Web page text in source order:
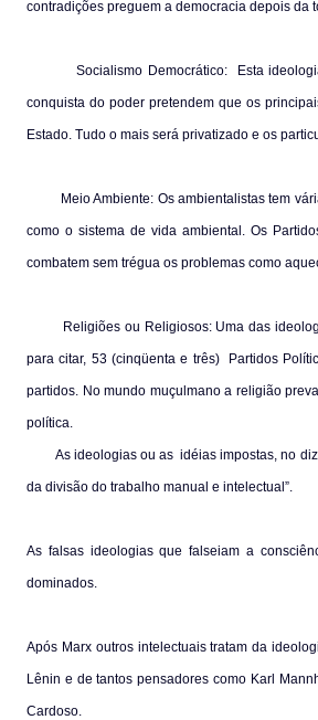
contradições preguem a democracia depois da
Socialismo Democrático: Esta
conquista do poder pretendem que os
Estado. Tudo o mais será privatizado e os
Meio Ambiente: Os ambientalistas tem
como o sistema de vida ambiental. Os
combatem sem trégua os problemas como
Religiões ou Religiosos: Uma das
para citar, 53 (cinqüenta e três) Partidos
partidos. No mundo muçulmano a religião
política.
As ideologias ou as idéias impostas, no
da divisão do trabalho manual e intelectual”.
As falsas ideologias que falseiam a
dominados.
Após Marx outros intelectuais tratam da
Lênin e de tantos pensadores como Karl
Cardoso.